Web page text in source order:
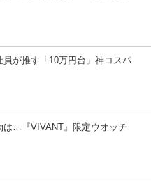
員が推す「10万円台」神コスパ
は…『VIVANT』限定ウオッチ